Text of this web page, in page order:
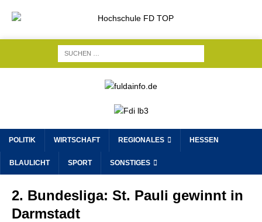
POLITIK WIRTSCHAFT REGIONALES HESSEN
BLAULICHT SPORT SONSTIGES
2. Bundesliga: St. Pauli gewinnt in
Darmstadt